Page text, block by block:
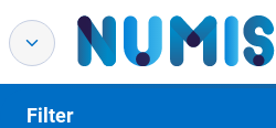
Filter